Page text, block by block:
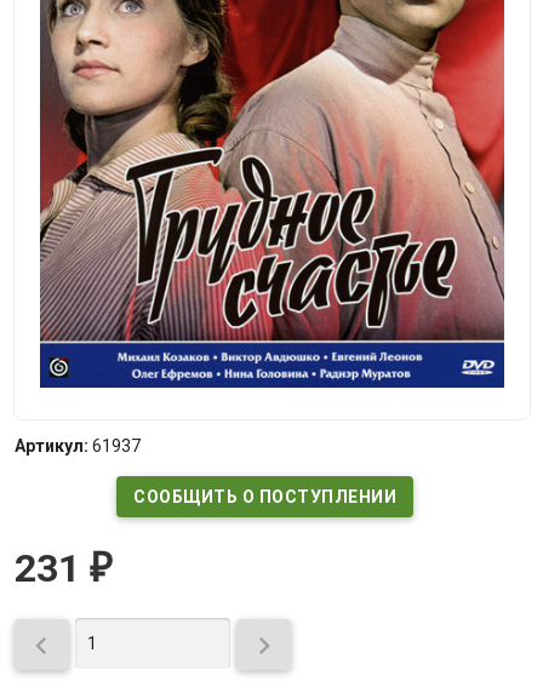
Артикул: 61937
СООБЩИТЬ О ПОСТУПЛЕНИИ
231 ₽
 